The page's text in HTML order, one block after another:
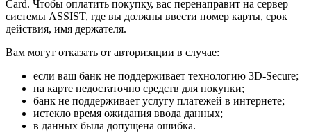
Card. Чтобы оплатить покупку, вас перенаправит на сервер
системы ASSIST, где вы должны ввести номер карты, срок
действия, имя держателя.
Вам могут отказать от авторизации в случае:
если ваш банк не поддерживает технологию 3D-Secure;
на карте недостаточно средств для покупки;
банк не поддерживает услугу платежей в интернете;
истекло время ожидания ввода данных;
в данных была допущена ошибка.